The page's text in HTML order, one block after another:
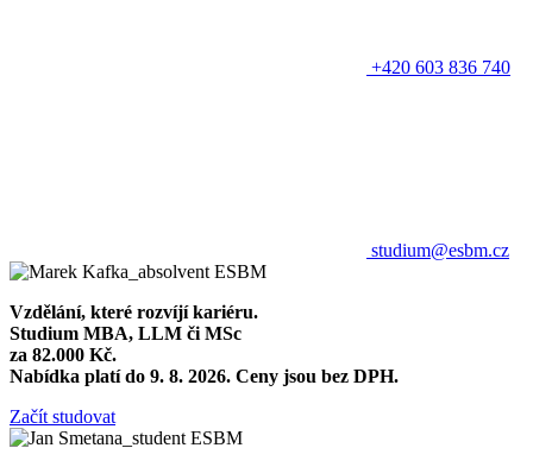
+420 603 836 740
studium@esbm.cz
Vzdělání, které rozvíjí kariéru.
Studium MBA, LLM či MSc
za 82.000 Kč.
Nabídka platí do 9. 8. 2026. Ceny jsou bez DPH.
Začít studovat